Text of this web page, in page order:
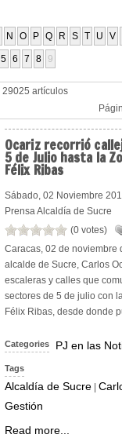
N O P Q R S T U V
5 6 7 8 9
29025 artículos
Ocarizrecorrió
5 de Julio hasta la
Félix Ribas
Sábado, 02 Noviembre
Prensa Alcaldía de Sucre
(0 votes)
Caracas, 02 de noviembre
alcalde de Sucre, Carlos
escaleras y calles que
sectores de 5 de julio con
Félix Ribas, desde donde
Categories PJ en las
Tags
Alcaldía de Sucre |
Gestión
Read more...